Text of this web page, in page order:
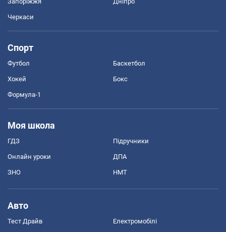
Черкаси
Спорт
Футбол Баскетбол
Хокей Бокс
Формула-1
Моя школа
ГДЗ Підручники
Онлайн уроки ДПА
ЗНО НМТ
Авто
Тест Драйв Електромобілі